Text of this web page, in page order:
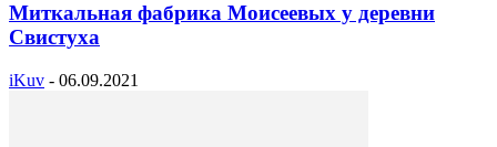
Миткальная фабрика Моисеевых у деревни
Свистуха
iKuv - 06.09.2021